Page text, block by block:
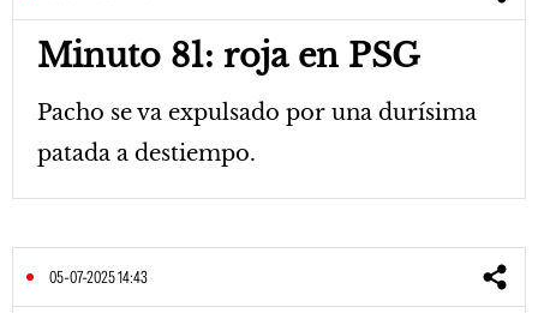
Minuto 81: roja en PSG
Pacho se va expulsado por una durísima
patada a destiempo.
05-07-2025 14:43